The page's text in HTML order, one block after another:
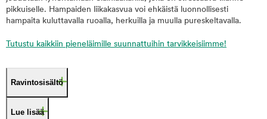
pikkuiselle. Hampaiden liikakasvua voi ehkäistä luonnollisesti
hampaita kuluttavalla ruoalla, herkuilla ja muulla pureskeltavalla.
Tutustu kaikkiin pieneläimille suunnattuihin tarvikkeisiimme!
Ravintosisältö
Lue lisää